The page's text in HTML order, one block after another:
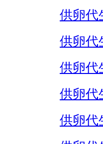
供卵代
供卵代
供卵代
供卵代
供卵代